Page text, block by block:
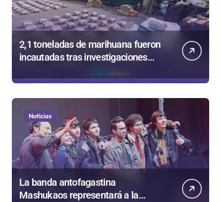
2,1 toneladas de marihuana fueron
incautadas tras investigaciones
Noticias
La banda antofagastina
Mashukaos representará a la